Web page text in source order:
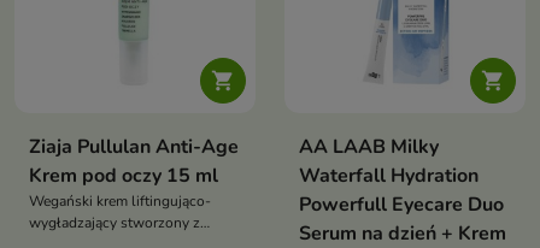

Ziaja Pullulan Anti-Age
Krem pod oczy 15 ml
Wegański krem liftingująco-
wygładzający stworzony z

AA LAAB Milky
Waterfall Hydration
Powerfull Eyecare Duo
Serum na dzień + Krem